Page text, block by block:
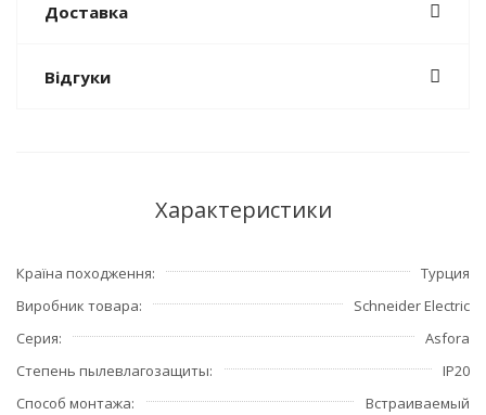
Доставка
Відгуки
Характеристики
Країна походження
Турция
Виробник товара
Schneider Electric
Серия
Asfora
Степень пылевлагозащиты
IP20
Способ монтажа
Встраиваемый